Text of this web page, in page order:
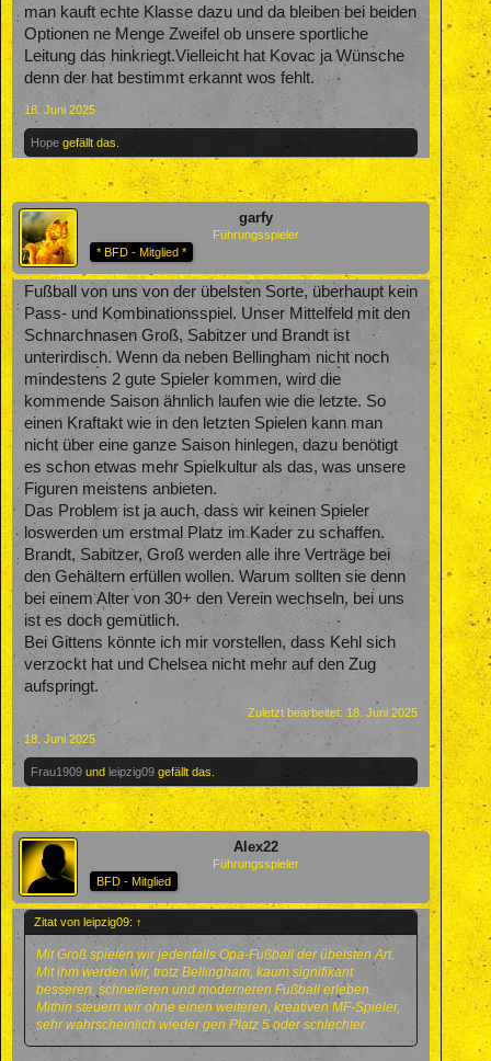
man kauft echte Klasse dazu und da bleiben bei beiden
Optionen ne Menge Zweifel ob unsere sportliche
Leitung das hinkriegt.Vielleicht hat Kovac ja Wünsche
denn der hat bestimmt erkannt wos fehlt.
18. Juni 2025
Hope gefällt das.
garfy
Führungsspieler
* BFD - Mitglied *
Fußball von uns von der übelsten Sorte, überhaupt kein
Pass- und Kombinationsspiel. Unser Mittelfeld mit den
Schnarchnasen Groß, Sabitzer und Brandt ist
unterirdisch. Wenn da neben Bellingham nicht noch
mindestens 2 gute Spieler kommen, wird die
kommende Saison ähnlich laufen wie die letzte. So
einen Kraftakt wie in den letzten Spielen kann man
nicht über eine ganze Saison hinlegen, dazu benötigt
es schon etwas mehr Spielkultur als das, was unsere
Figuren meistens anbieten.
Das Problem ist ja auch, dass wir keinen Spieler
loswerden um erstmal Platz im Kader zu schaffen.
Brandt, Sabitzer, Groß werden alle ihre Verträge bei
den Gehältern erfüllen wollen. Warum sollten sie denn
bei einem Alter von 30+ den Verein wechseln, bei uns
ist es doch gemütlich.
Bei Gittens könnte ich mir vorstellen, dass Kehl sich
verzockt hat und Chelsea nicht mehr auf den Zug
aufspringt.
Zuletzt bearbeitet: 18. Juni 2025
18. Juni 2025
Frau1909 und leipzig09 gefällt das.
Alex22
Führungsspieler
BFD - Mitglied
Zitat von leipzig09: ↑
Mit Groß spielen wir jedenfalls Opa-Fußball der übelsten Art.
Mit ihm werden wir, trotz Bellingham, kaum signifikant
besseren, schnelleren und moderneren Fußball erleben.
Mithin steuern wir ohne einen weiteren, kreativen MF-Spieler,
sehr wahrscheinlich wieder gen Platz 5 oder schlechter.